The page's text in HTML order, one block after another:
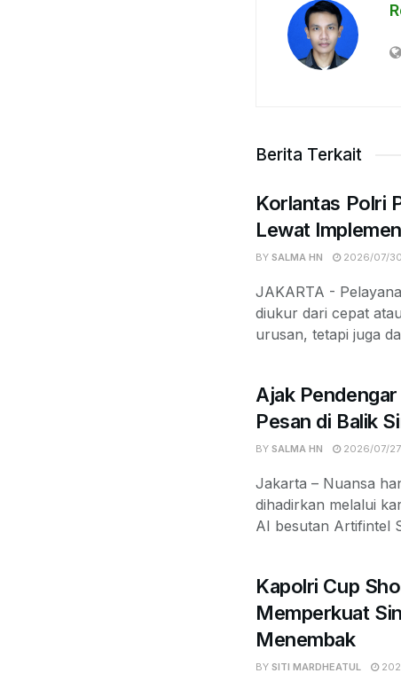
Berita Terkait
Korlantas Polri
Lewat
BY SALMA HN 2026/07/30
JAKARTA -
diukur dari cepat
urusan, tetapi juga
Ajak
Pesan di Balik
BY SALMA HN 2026/07/27
Jakarta – Nuansa
dihadirkan melalui
AI besutan Artifintel
Kapolri Cup
Memperkuat
Menembak
BY SITI MARDHEATUL